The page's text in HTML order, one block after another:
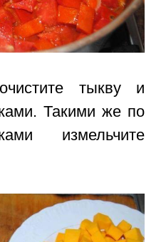
тыкву и
Такими же по
измельчите